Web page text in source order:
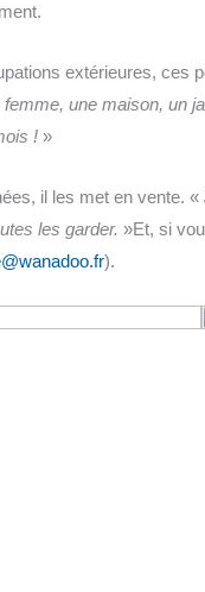
exté­rieures, ces
femme, une mai­son, un
! »
il les met en vente. «
les gar­der. »Et, si
).